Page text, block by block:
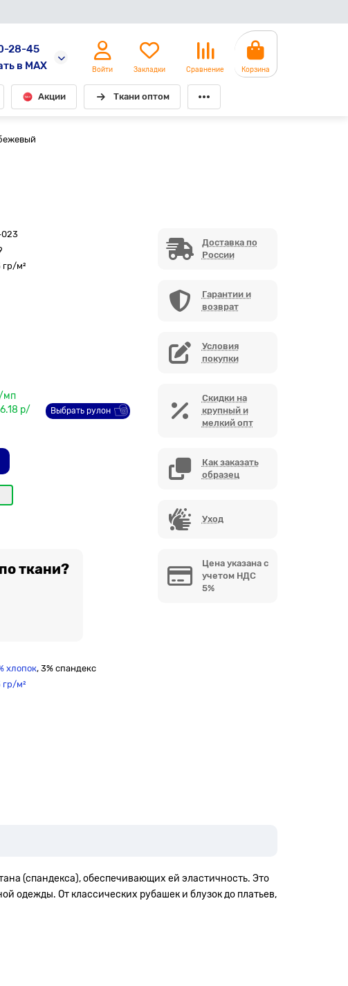
28-45
в MAX
Войти Закладки Сравнение Корзина
Акции Ткани оптом
023
гр/м²
мп
р/
Выбрать рулон
ткани?
хлопок, 3% спандекс
гр/м²
Доставка по
России
Гарантии и
возврат
Условия
покупки
Скидки на
крупный и
мелкий опт
Как заказать
образец
Уход
Цена указана с
учетом НДС
5%
(спандекса), обеспечивающих ей эластичность. Это
одежды. От классических рубашек и блузок до платьев,